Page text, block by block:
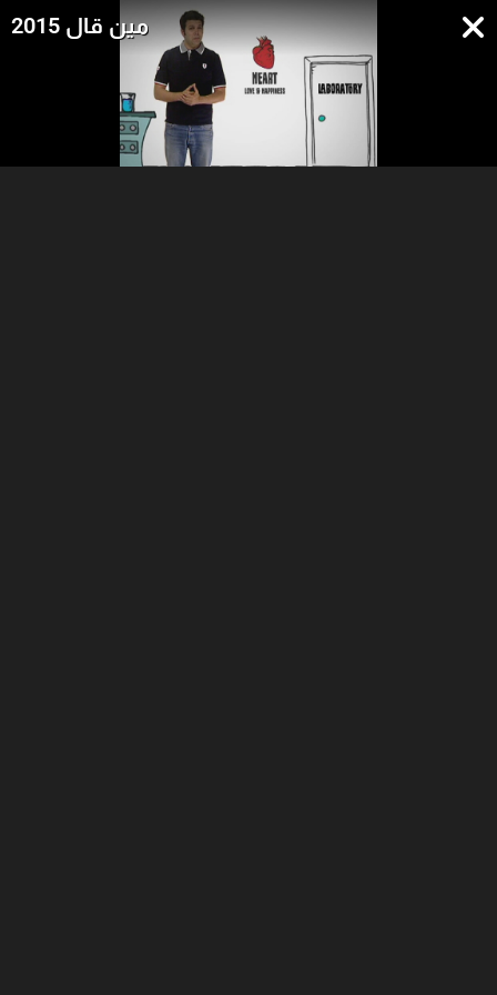
مين قال 2015